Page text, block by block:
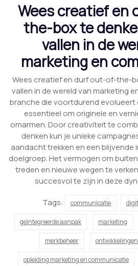
Wees creatief en
the-box te
vallen in de
marketing en
Wees creatief en durf out-of-the-
vallen in de wereld van marketing
branche die voortdurend evolueert
essentieel om originele en
omarmen. Door creativiteit te
denken kun je unieke
aandacht trekken en een blijvende
doelgroep. Het vermogen om
treden en nieuwe wegen te
succesvol te zijn in deze
Tags:
communicatie
geïntegreerde aanpak marketing
merkbeheer ontwikkelingen
opleiding marketing en communicatie